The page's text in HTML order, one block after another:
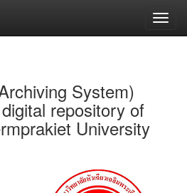
System)
repository of
University